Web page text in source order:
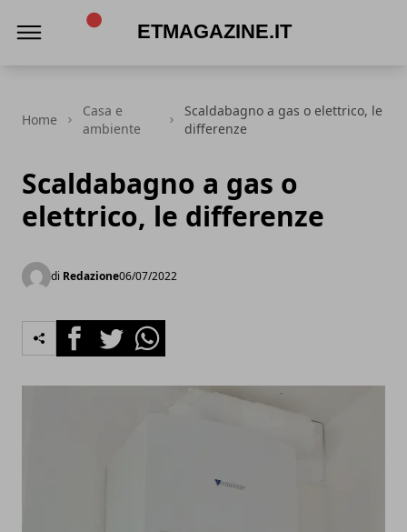
Home
Casa e
ambiente
Scaldabagno a gas o elettrico, le
differenze
Scaldabagno a gas o
elettrico, le differenze
di Redazione06/07/2022
FacebookTwitterWhatsapp